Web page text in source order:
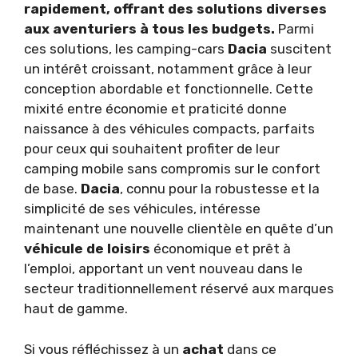
rapidement, offrant des solutions diverses
aux aventuriers à tous les budgets. Parmi
ces solutions, les camping-cars Dacia suscitent
un intérêt croissant, notamment grâce à leur
conception abordable et fonctionnelle. Cette
mixité entre économie et praticité donne
naissance à des véhicules compacts, parfaits
pour ceux qui souhaitent profiter de leur
camping mobile sans compromis sur le confort
de base. Dacia, connu pour la robustesse et la
simplicité de ses véhicules, intéresse
maintenant une nouvelle clientèle en quête d’un
véhicule de loisirs économique et prêt à
l’emploi, apportant un vent nouveau dans le
secteur traditionnellement réservé aux marques
haut de gamme.
Si vous réfléchissez à un achat dans ce